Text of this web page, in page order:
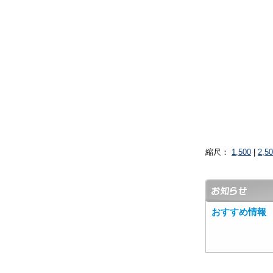
縮尺： 1,500
おすすめ情報